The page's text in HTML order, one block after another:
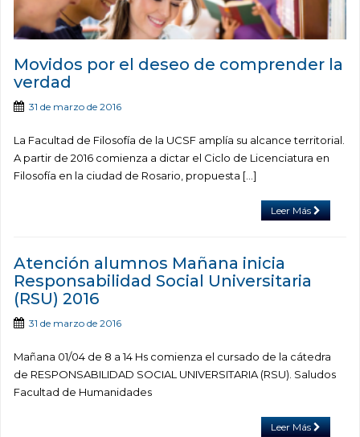
Movidos por el deseo de comprender la
verdad
31 de marzo de 2016
La Facultad de Filosofía de la UCSF amplía su alcance territorial.
A partir de 2016 comienza a dictar el Ciclo de Licenciatura en
Filosofía en la ciudad de Rosario, propuesta […]
Leer Más
Atención alumnos Mañana inicia
Responsabilidad Social Universitaria
(RSU) 2016
31 de marzo de 2016
Mañana 01/04 de 8 a 14 Hs comienza el cursado de la cátedra
de RESPONSABILIDAD SOCIAL UNIVERSITARIA (RSU). Saludos
Facultad de Humanidades
Leer Más